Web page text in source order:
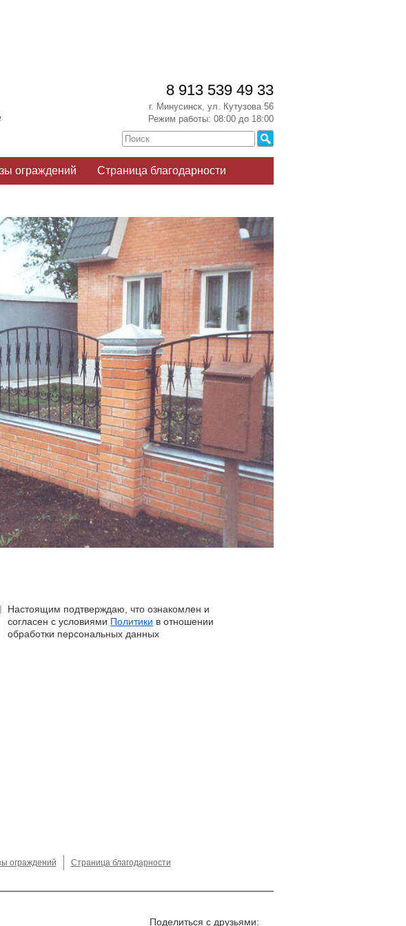
8 913 539 49 33
г. Минусинск, ул. Кутузова 56
Режим работы: 08:00 до 18:00
ограждений Страница благодарности
Настоящим подтверждаю, что ознакомлен и
согласен с условиями Политики в отношении
обработки персональных данных
ограждений Страница благодарности
Поделиться с друзьями: